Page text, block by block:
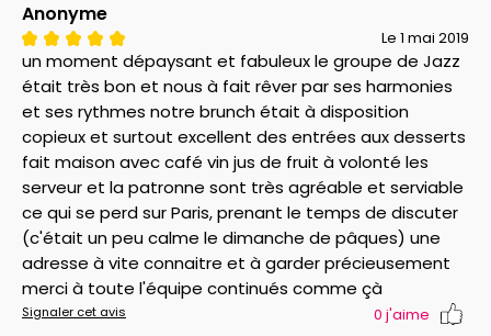
Le menu - Votre brunch boissons comprises :
Café, thé et chocolat à volonté
Lait et citron en tranches, sucre et sucrettes
Jus de fruits frais : orange pressée, pamplemousse
Eau et vin, rouge ou rosé
Petites viennoiseries maison : pain au chocolat,
croissant
Miel, confitures, beurre, sirop d'érable, nutella
Pain, baguettes
Saumon, rosbif, poulet, saucisson, jambon, pastrami
Oeufs brouillés
Anonyme
Le 1 mai 2019
un moment dépaysant et fabuleux le groupe de Jazz
était très bon et nous à fait rêver par ses harmonies
et ses rythmes notre brunch était à disposition
copieux et surtout excellent des entrées aux desserts
fait maison avec café vin jus de fruit à volonté les
serveur et la patronne sont très agréable et serviable
ce qui se perd sur Paris, prenant le temps de discuter
(c'était un peu calme le dimanche de pâques) une
adresse à vite connaitre et à garder précieusement
merci à toute l'équipe continués comme çà
Signaler cet avis 0 j'aime